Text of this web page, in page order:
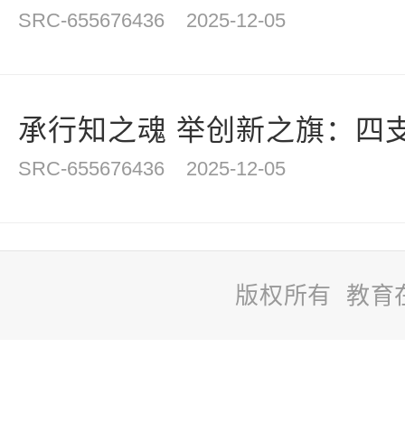
SRC-655676436 2025-12-05
承行知之魂 举创新之旗：四
SRC-655676436 2025-12-05
版权所有 教育